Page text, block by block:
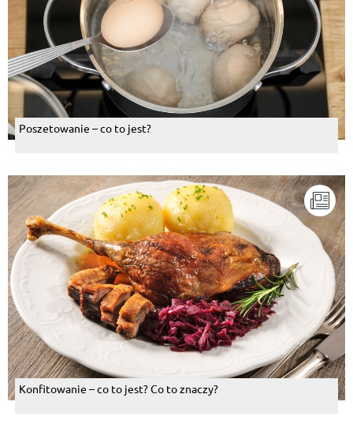
Poszetowanie – co to jest?
Konfitowanie – co to jest? Co to znaczy?